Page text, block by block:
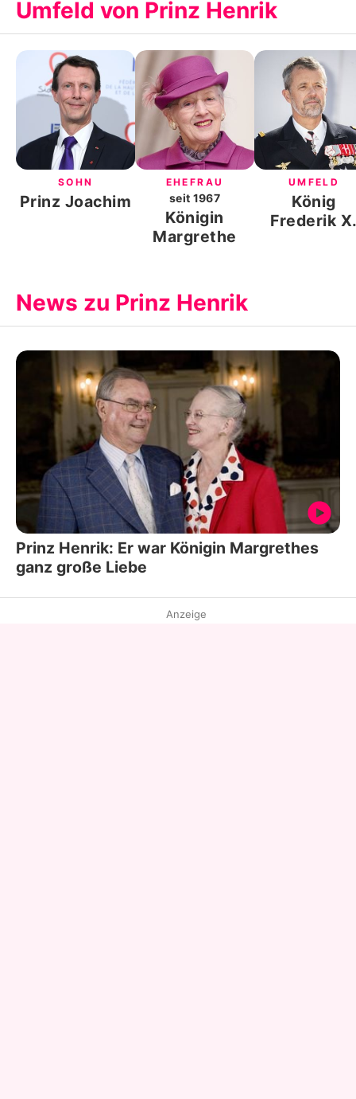
Umfeld von Prinz Henrik
SOHN
Prinz Joachim
EHEFRAU
seit 1967
Königin
Margrethe
UMFELD
König
Frederik
News zu Prinz Henrik
Prinz Henrik: Er war Königin Margrethes
ganz große Liebe
Anzeige